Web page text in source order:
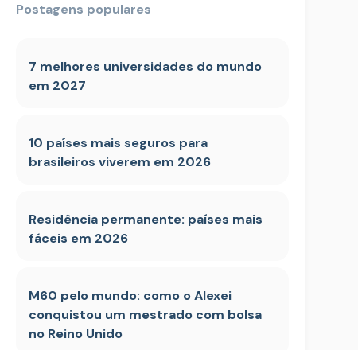
Postagens populares
7 melhores universidades do mundo
em 2027
10 países mais seguros para
brasileiros viverem em 2026
Residência permanente: países mais
fáceis em 2026
M60 pelo mundo: como o Alexei
conquistou um mestrado com bolsa
no Reino Unido